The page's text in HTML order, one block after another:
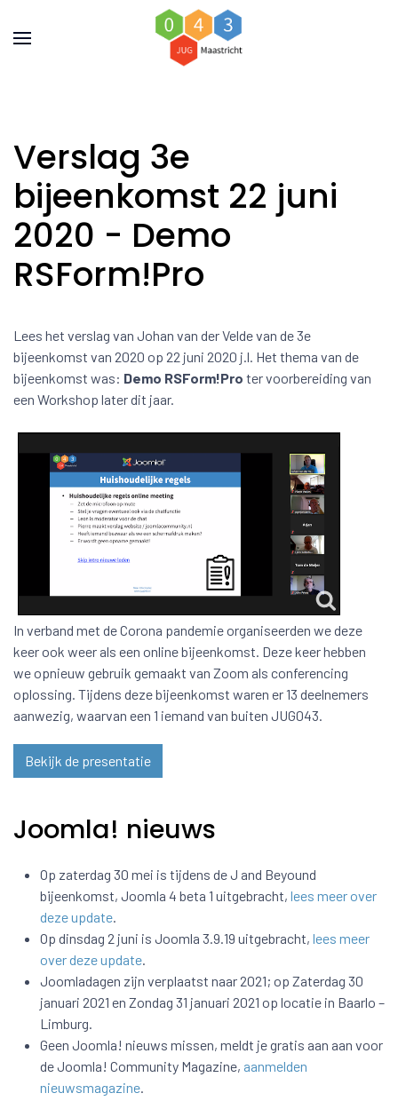
Verslag 3e
bijeenkomst 22 juni
2020 - Demo
RSForm!Pro
Lees het verslag van Johan van der Velde van de 3e
bijeenkomst van 2020 op 22 juni 2020 j.l. Het thema van de
bijeenkomst was: Demo RSForm!Pro ter voorbereiding van
een Workshop later dit jaar.
In verband met de Corona pandemie organiseerden we deze
keer ook weer als een online bijeenkomst. Deze keer hebben
we opnieuw gebruik gemaakt van Zoom als conferencing
oplossing. Tijdens deze bijeenkomst waren er 13 deelnemers
aanwezig, waarvan een 1 iemand van buiten JUG043.
Bekijk de presentatie
Joomla! nieuws
Op zaterdag 30 mei is tijdens de J and Beyound
bijeenkomst, Joomla 4 beta 1 uitgebracht, lees meer over
deze update.
Op dinsdag 2 juni is Joomla 3.9.19 uitgebracht, lees meer
over deze update.
Joomladagen zijn verplaatst naar 2021; op Zaterdag 30
januari 2021 en Zondag 31 januari 2021 op locatie in Baarlo –
Limburg.
Geen Joomla! nieuws missen, meldt je gratis aan aan voor
de Joomla! Community Magazine, aanmelden
nieuwsmagazine.